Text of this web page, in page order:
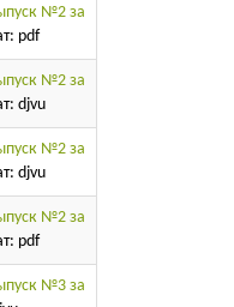
№2 за
pdf
№2 за
djvu
№2 за
djvu
№2 за
pdf
№3 за